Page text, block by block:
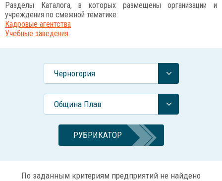
Разделы Каталога, в которых размещены организации и
учреждения по смежной тематике:
Кадровые агентства
Учебные заведения
Черногория
Община Плав
РУБРИКАТОР
По заданным критериям предприятий не найдено